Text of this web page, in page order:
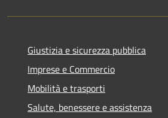
Giustizia e sicurezza pubblica
Imprese e Commercio
Mobilità e trasporti
Salute, benessere e assistenza